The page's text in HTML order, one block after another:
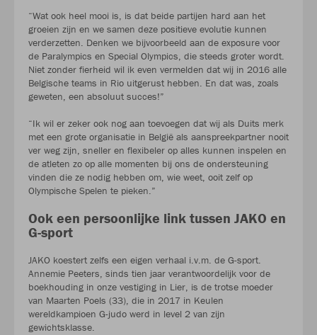
“Wat ook heel mooi is, is dat beide partijen hard aan het
groeien zijn en we samen deze positieve evolutie kunnen
verderzetten. Denken we bijvoorbeeld aan de exposure voor
de Paralympics en Special Olympics, die steeds groter wordt.
Niet zonder fierheid wil ik even vermelden dat wij in 2016 alle
Belgische teams in Rio uitgerust hebben. En dat was, zoals
geweten, een absoluut succes!”
“Ik wil er zeker ook nog aan toevoegen dat wij als Duits merk
met een grote organisatie in België als aanspreekpartner nooit
ver weg zijn, sneller en flexibeler op alles kunnen inspelen en
de atleten zo op alle momenten bij ons de ondersteuning
vinden die ze nodig hebben om, wie weet, ooit zelf op
Olympische Spelen te pieken.”
Ook een persoonlijke link tussen JAKO en
G-sport
JAKO koestert zelfs een eigen verhaal i.v.m. de G-sport.
Annemie Peeters, sinds tien jaar verantwoordelijk voor de
boekhouding in onze vestiging in Lier, is de trotse moeder
van Maarten Poels (33), die in 2017 in Keulen
wereldkampioen G-judo werd in level 2 van zijn
gewichtsklasse.